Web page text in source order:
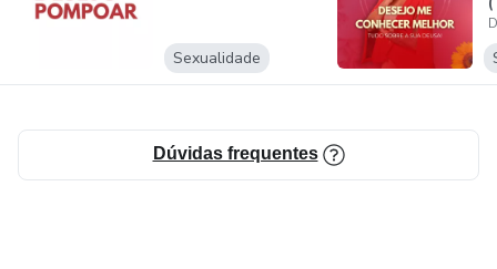
Sexualidade
Dúvidas frequentes